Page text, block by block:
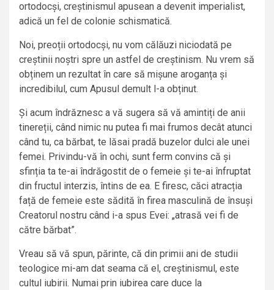
ortodocși, creștinismul apusean a devenit imperialist,
adică un fel de colonie schismatică.
Noi, preoții ortodocși, nu vom călăuzi niciodată pe
creștinii noștri spre un astfel de creștinism. Nu vrem să
obținem un rezultat în care să mișune aroganța și
incredibilul, cum Apusul demult l-a obținut.
Și acum îndrăznesc a vă sugera să vă amintiți de anii
tinereții, când nimic nu putea fi mai frumos decât atunci
când tu, ca bărbat, te lăsai pradă buzelor dulci ale unei
femei. Privindu-vă în ochi, sunt ferm convins că și
sfinția ta te-ai îndrăgostit de o femeie și te-ai înfruptat
din fructul interzis, întins de ea. E firesc, căci atracția
față de femeie este sădită în firea masculină de însuși
Creatorul nostru când i-a spus Evei: „atrasă vei fi de
către bărbat”.
Vreau să vă spun, părinte, că din primii ani de studii
teologice mi-am dat seama că el, creștinismul, este
cultul iubirii. Numai prin iubirea care duce la